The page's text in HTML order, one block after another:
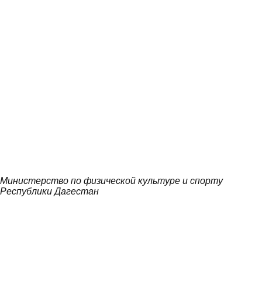
Министерство по физической культуре и спорту
Республики Дагестан